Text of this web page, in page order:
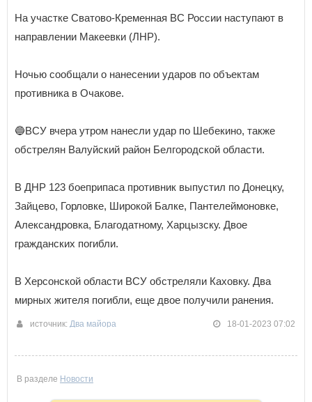
На участке Сватово-Кременная ВС России наступают в
направлении Макеевки (ЛНР).
Ночью сообщали о нанесении ударов по объектам
противника в Очакове.
🔵ВСУ вчера утром нанесли удар по Шебекино, также
обстрелян Валуйский район Белгородской области.
В ДНР 123 боеприпаса противник выпустил по Донецку,
Зайцево, Горловке, Широкой Балке, Пантелеймоновке,
Александровка, Благодатному, Харцызску. Двое
гражданских погибли.
В Херсонской области ВСУ обстреляли Каховку. Два
мирных жителя погибли, еще двое получили ранения.
источник: Два майора 18-01-2023 07:02
В разделе Новости